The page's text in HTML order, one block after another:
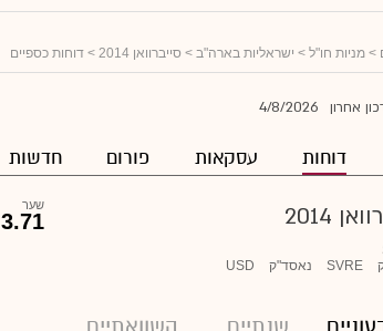
> מניות חו"ל > ישראליות בארה"ב > סייברוואן 2014 > דוחות כספיים
אחרון 4/8/2026
דוחות עסקאות פורום חדשות
2014
SVRE נאסד"ק
USD
שער
3.71